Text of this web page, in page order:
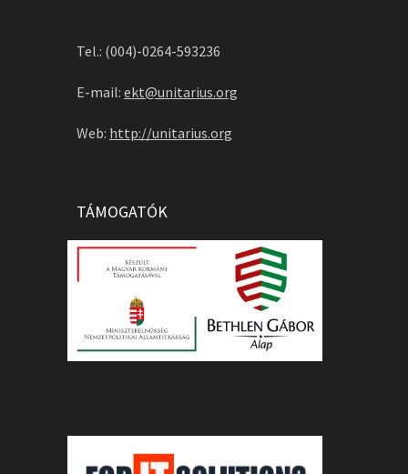
Tel.: (004)-0264-593236
E-mail: ekt@unitarius.org
Web: http://unitarius.org
TÁMOGATÓK